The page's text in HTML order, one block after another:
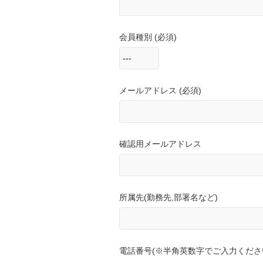
会員種別 (必須)
メールアドレス (必須)
確認用メールアドレス
所属先(勤務先,部署名など)
電話番号(※半角英数字でご入力くだ